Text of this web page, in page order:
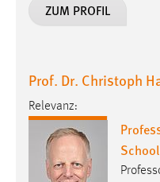
ZUM PROFIL
Prof. Dr. Christoph
Relevanz:
School
_gcl_au
Anbieter:
Google Ireland Limited
Zweck:
Conversion-Tracking